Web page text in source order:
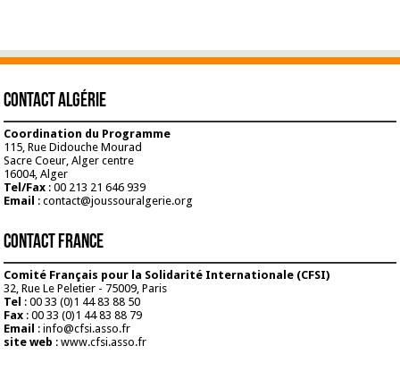
Contact Algérie
Coordination du Programme
115, Rue Didouche Mourad
Sacre Coeur, Alger centre
16004, Alger
Tel/Fax : 00 213 21 646 939
Email : contact@joussouralgerie.org
Contact France
Comité Français pour la Solidarité Internationale (CFSI)
32, Rue Le Peletier - 75009, Paris
Tel : 00 33 (0)1 44 83 88 50
Fax : 00 33 (0)1 44 83 88 79
Email : info@cfsi.asso.fr
site web : www.cfsi.asso.fr